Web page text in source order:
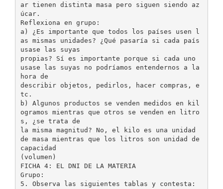
ar tienen distinta masa pero siguen siendo az
úcar.
Reflexiona en grupo:
a) ¿Es importante que todos los países usen l
as mismas unidades? ¿Qué pasaría si cada país
usase las suyas
propias? Sí es importante porque si cada uno
usase las suyas no podríamos entendernos a la
hora de
describir objetos, pedirlos, hacer compras, e
tc.
b) Algunos productos se venden medidos en kil
ogramos mientras que otros se venden en litro
s, ¿se trata de
la misma magnitud? No, el kilo es una unidad
de masa mientras que los litros son unidad de
capacidad
(volumen)
FICHA 4: EL DNI DE LA MATERIA
Grupo:
5. Observa las siguientes tablas y contesta: